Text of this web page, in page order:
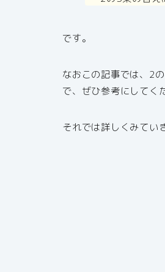
です。
なおこの記事では、2
で、ぜひ参考にしてく
それでは詳しくみてい